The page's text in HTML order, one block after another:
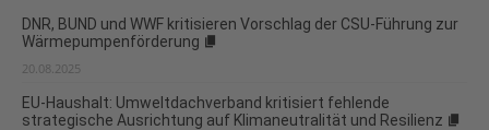
DNR, BUND und WWF kritisieren Vorschlag der CSU-Führung zur
Wärmepumpenförderung
20.08.2025
EU-Haushalt: Umweltdachverband kritisiert fehlende
strategische Ausrichtung auf Klimaneutralität und Resilienz